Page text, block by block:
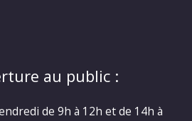
au public :
de 9h à 12h et de 14h à